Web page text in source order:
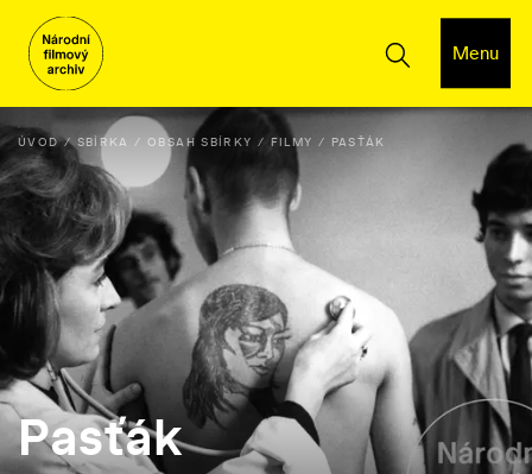
Menu
ÚVOD SBÍRKA OBSAH SBÍRKY FILMY PASŤÁK
Pasťák